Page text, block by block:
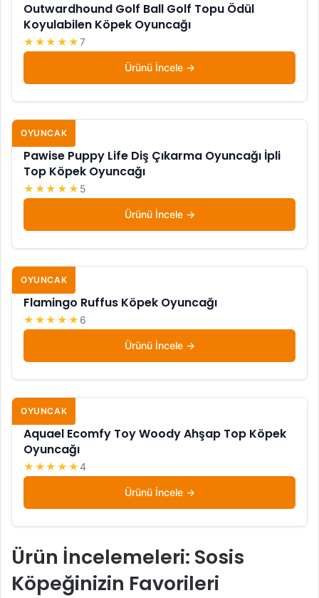
Outwardhound Golf Ball Golf Topu Ödül
Koyulabilen Köpek Oyuncağı
★★★★★7
Ürünü İncele
OYUNCAK
Pawise Puppy Life Diş Çıkarma Oyuncağı İpli
Top Köpek Oyuncağı
★★★★★ 5
Ürünü İncele
OYUNCAK
Flamingo Ruffus Köpek Oyuncağı
★★★★★ 6
Ürünü İncele
OYUNCAK
Aquael Ecomfy Toy Woody Ahşap Top Köpek
Oyuncağı
★★★★★4
Ürünü İncele
Ürün İncelemeleri: Sosis
Köpeğinizin Favorileri